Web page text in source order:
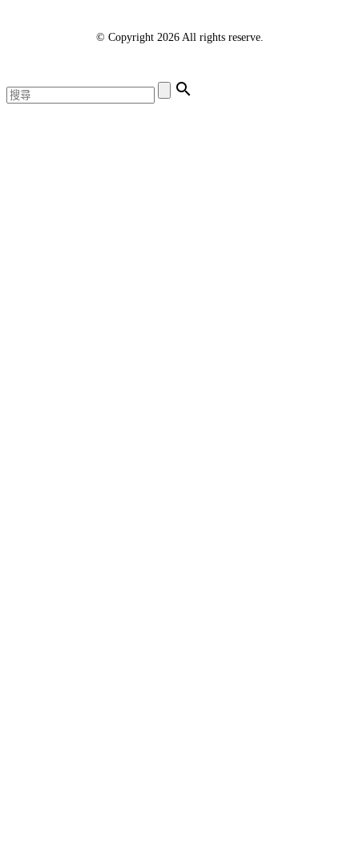
© Copyright 2026 All rights reserve.
